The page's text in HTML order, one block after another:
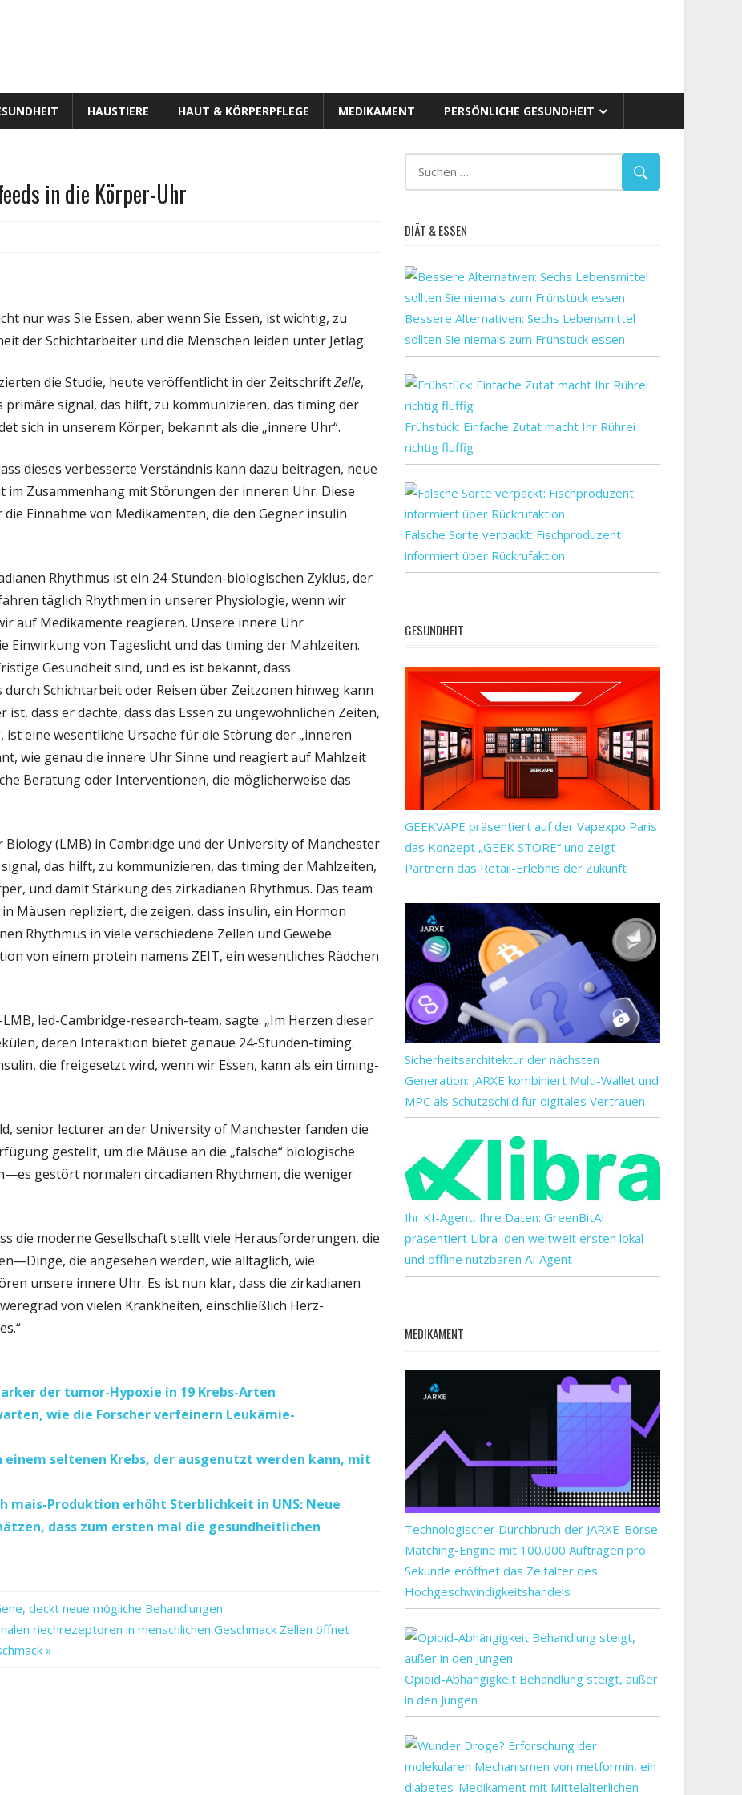
HAUSTIERE HAUT & KÖRPERPFLEGE MEDIKAMENT PERSÖNLICHE GESUNDHEIT
in die Körper-Uhr
Essen-
feeds
Körper-
Uhr
nur was Sie Essen, aber wenn Sie Essen, ist wichtig, zu
der Schichtarbeiter und die Menschen leiden unter Jetlag.
die Studie, heute veröffentlicht in der ZeitschriftZelle,
signal, das hilft, zu kommunizieren, das timing der
sich in unserem Körper, bekannt als die „innere Uhr“.
dieses verbesserte Verständnis kann dazu beitragen, neue
Zusammenhang mit Störungen der inneren Uhr. Diese
Einnahme von Medikamenten, die den Gegner insulin
Rhythmus ist ein 24-Stunden-biologischen Zyklus, der
täglich Rhythmen in unserer Physiologie, wenn wir
auf Medikamente reagieren. Unsere innere Uhr
Einwirkung von Tageslicht und das timing der Mahlzeiten.
Gesundheit sind, und es ist bekannt, dass
Schichtarbeit oder Reisen über Zeitzonen hinweg kann
dass er dachte, dass das Essen zu ungewöhnlichen Zeiten,
eine wesentliche Ursache für die Störung der „inneren
wie genau die innere Uhr Sinne und reagiert auf Mahlzeit
Beratung oder Interventionen, die möglicherweise das
(LMB) in Cambridge und der University of Manchester
das hilft, zu kommunizieren, das timing der Mahlzeiten,
und damit Stärkung des zirkadianen Rhythmus. Das team
Mäusen repliziert, die zeigen, dass insulin, ein Hormon
Rhythmus in viele verschiedene Zellen und Gewebe
von einem protein namens ZEIT, ein wesentliches Rädchen
LMB, led-Cambridge-research-team, sagte: „Im Herzen dieser
deren Interaktion bietet genaue 24-Stunden-timing.
die freigesetzt wird, wenn wir Essen, kann als ein timing-
senior lecturer an der University of Manchester fanden die
gestellt, um die Mäuse an die „falsche“ biologische
gestört normalen circadianen Rhythmen, die weniger
die moderne Gesellschaft stellt viele Herausforderungen, die
die angesehen werden, wie alltäglich, wie
unsere innere Uhr. Es ist nun klar, dass die zirkadianen
von vielen Krankheiten, einschließlich Herz-
der tumor-Hypoxie in 19 Krebs-Arten
wie die Forscher verfeinern Leukämie-
einem seltenen Krebs, der ausgenutzt werden kann, mit
mais-Produktion erhöht Sterblichkeit in UNS: Neue
dass zum ersten mal die gesundheitlichen
deckt neue mögliche Behandlungen
riechrezeptoren in menschlichen Geschmack Zellen öffnet
DIÄT & ESSEN
Bessere Alternativen: Sechs Lebensmittel
sollten Sie niemals zum Frühstück essen
Frühstück: Einfache Zutat macht Ihr Rührei
richtig fluffig
Falsche Sorte verpackt: Fischproduzent
informiert über Rückrufaktion
GESUNDHEIT
GEEKVAPE präsentiert auf der Vapexpo Paris
das Konzept „GEEK STORE“ und zeigt
Partnern das Retail-Erlebnis der Zukunft
Sicherheitsarchitektur der nächsten
Generation: JARXE kombiniert Multi-Wallet und
MPC als Schutzschild für digitales Vertrauen
Ihr KI-Agent, Ihre Daten: GreenBitAI
präsentiert Libra–den weltweit ersten lokal
und offline nutzbaren AI Agent
MEDIKAMENT
Technologischer Durchbruch der JARXE-Börse:
Matching-Engine mit 100.000 Aufträgen pro
Sekunde eröffnet das Zeitalter des
Hochgeschwindigkeitshandels
Opioid-Abhängigkeit Behandlung steigt, außer
in den Jungen